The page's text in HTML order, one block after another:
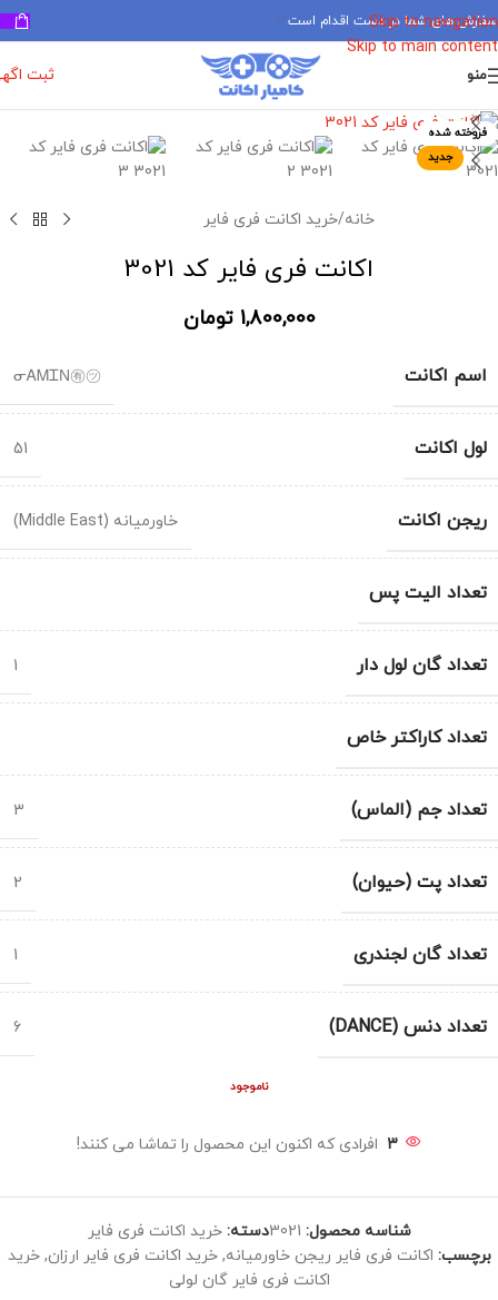
Skip to navigation
Skip to main content
سفارش های شما در دست اقدام است
منو ثبت
فروخته شده
جدید
برای بزرگنمایی کلیک کنید
خانه/خرید اکانت فری فایر
اکانت فری فایر کد 3021
1,800,000 تومان
اسم اکانت ᓂᎪᎷᏆΝ㊒㋡
لول اکانت 51
ریجن اکانت خاورمیانه (Middle East)
تعداد الیت پس
تعداد گان لول دار 1
تعداد کاراکتر خاص
تعداد جم (الماس) 3
تعداد پت (حیوان) 2
تعداد گان لجندری 1
تعداد دنس (DANCE) 6
ناموجود
3 افرادی که اکنون این محصول را تماشا می کنند!
شناسه محصول: 3021دسته: خرید اکانت فری فایر
برچسب: اکانت فری فایر ریجن خاورمیانه, خرید اکانت فری فایر ارزان, خرید
اکانت فری فایر گان لولی